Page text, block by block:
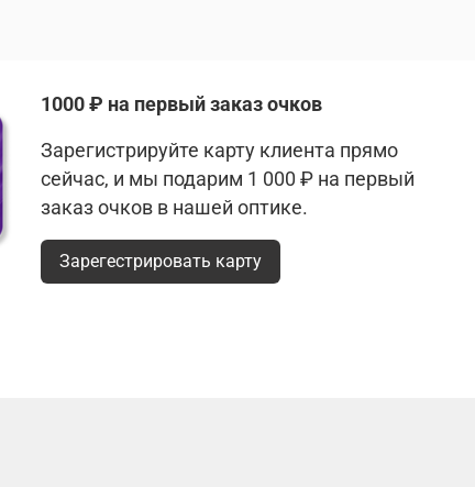
1000 ₽ на первый заказ очков
Зарегистрируйте карту клиента прямо
сейчас, и мы подарим 1 000 ₽ на первый
заказ очков в нашей оптике.
Зарегестрировать карту